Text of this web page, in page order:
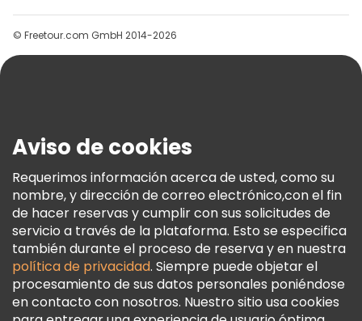
Grupos
Ayuda
Términos E Información Legal
Política De Cookies
Freetour Premios
Programa De Fidelidad
© Freetour.com GmbH 2014-2026
Aviso de cookies
Requerimos información acerca de usted, como su
nombre, y dirección de correo electrónico,con el fin
de hacer reservas y cumplir con sus solicitudes de
servicio a través de la plataforma. Esto se especifica
también durante el proceso de reserva y en nuestra
política de privacidad. Siempre puede objetar el
procesamiento de sus datos personales poniéndose
en contacto con nosotros. Nuestro sitio usa cookies